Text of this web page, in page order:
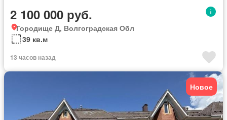
2 100 000 руб.
Городище Д, Волгоградская Обл
39 кв.м
13 часов назад
Новое